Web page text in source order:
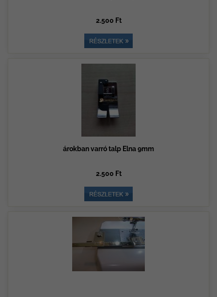
2.500 Ft
árokban varró talp Elna 9mm
2.500 Ft